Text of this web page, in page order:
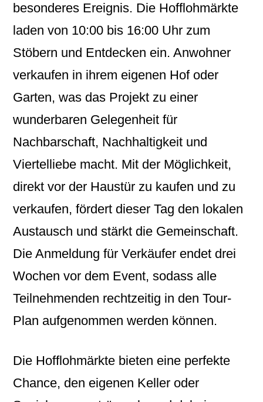
besonderes Ereignis. Die Hofflohmärkte
laden von 10:00 bis 16:00 Uhr zum
Stöbern und Entdecken ein. Anwohner
verkaufen in ihrem eigenen Hof oder
Garten, was das Projekt zu einer
wunderbaren Gelegenheit für
Nachbarschaft, Nachhaltigkeit und
Viertelliebe macht. Mit der Möglichkeit,
direkt vor der Haustür zu kaufen und zu
verkaufen, fördert dieser Tag den lokalen
Austausch und stärkt die Gemeinschaft.
Die Anmeldung für Verkäufer endet drei
Wochen vor dem Event, sodass alle
Teilnehmenden rechtzeitig in den Tour-
Plan aufgenommen werden können.
Die Hofflohmärkte bieten eine perfekte
Chance, den eigenen Keller oder